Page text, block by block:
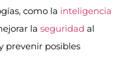
como la inteligencia
la seguridad al
prevenir posibles